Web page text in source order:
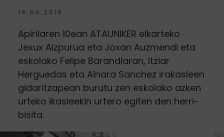
16.04.2019
Apirilaren 10ean ATAUNIKER elkarteko
Jexux Aizpurua eta Joxan Auzmendi eta
eskolako Felipe Barandiaran, Itziar
Herguedas eta Ainara Sanchez irakasleen
gidaritzapean burutu zen eskolako azken
urteko ikasleekin urtero egiten den herri-
bisita.